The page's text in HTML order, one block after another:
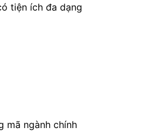
tiện ích đa dạng
mã ngành chính